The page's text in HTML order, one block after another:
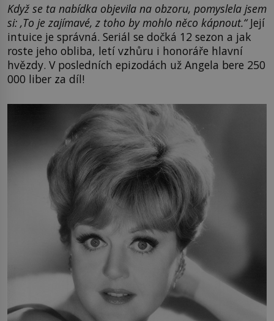
Když se ta nabídka objevila na obzoru, pomyslela jsem
si: ‚To je zajímavé, z toho by mohlo něco kápnout.“Její
intuice je správná. Seriál se dočká 12 sezon a jak
roste jeho obliba, letí vzhůru i honoráře hlavní
hvězdy. V posledních epizodách už Angela bere 250
000 liber za díl!